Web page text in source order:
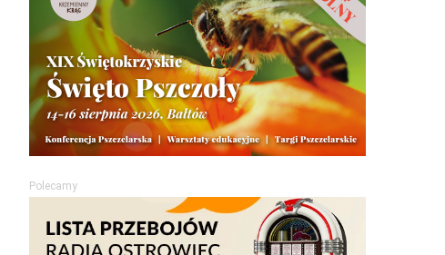
Polecamy